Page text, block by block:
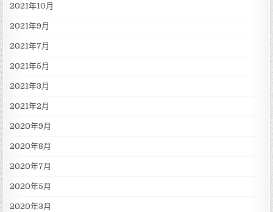
2021年10月
2021年9月
2021年7月
2021年5月
2021年3月
2021年2月
2020年9月
2020年8月
2020年7月
2020年5月
2020年3月